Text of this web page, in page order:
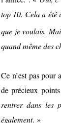
top 10. Cela a été
que je voulais.
quand même des
Ce n’est pas pour
de précieux
rentrer dans les
également. »